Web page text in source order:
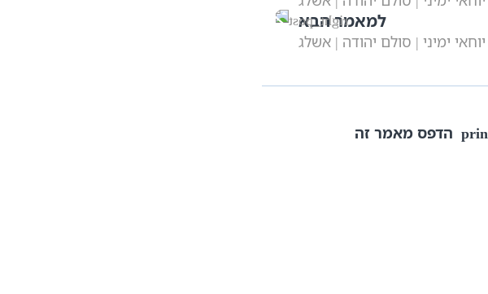
למאמר הבא
ימיני | סולם יהודה | אשלג
הדפס מאמר זה